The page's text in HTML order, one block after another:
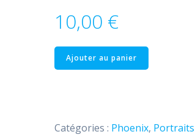
10,00 €
quantité
de
Product
Ajouter au panier
Catégories : Phoenix,